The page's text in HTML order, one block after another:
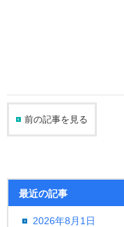
前の記事を見る
最近の記事
2026年8月1日